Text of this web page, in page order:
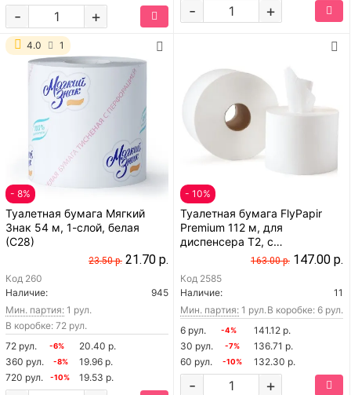
+
- +
-
4.0 1
- 8%
Туалетная бумага Мягкий
Знак 54 м, 1-слой, белая
(С28)
23.50 р. 21.70 р.
Код 260
Наличие:
945
Мин. партия: 1 рул.
В коробке: 72 рул.
72 рул.
-6%
20.40 р.
360 рул.
-8%
19.96 р.
720 рул.
-10% 19.53 р.
- 10%
Туалетная бумага FlyPapir
Premium 112 м, для
диспенсера T2, с
центральной вытяжкой, 2-
слоя, в рулонах, белая
163.00 р. 147.00 р.
Код 2585
Наличие:
11
Мин. партия: 1 рул. В коробке: 6 рул.
6 рул.
-4%
141.12 р.
30 рул.
-7%
136.71 р.
60 рул.
-10% 132.30 р.
+
-